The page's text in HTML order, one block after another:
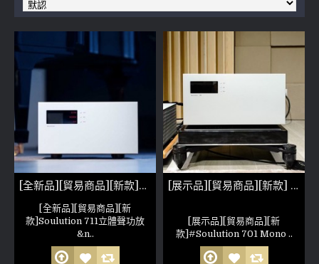
[全新品][貿易商品][新款]Soulution 711立體聲功放
[全新品][貿易商品][新
款]Soulution 711立體聲功放
&n..
[展示品][貿易商品][新款] Soulution 701 Mono 一對(參考照片)
[展示品][貿易商品][新
款]#Soulution 701 Mono ..